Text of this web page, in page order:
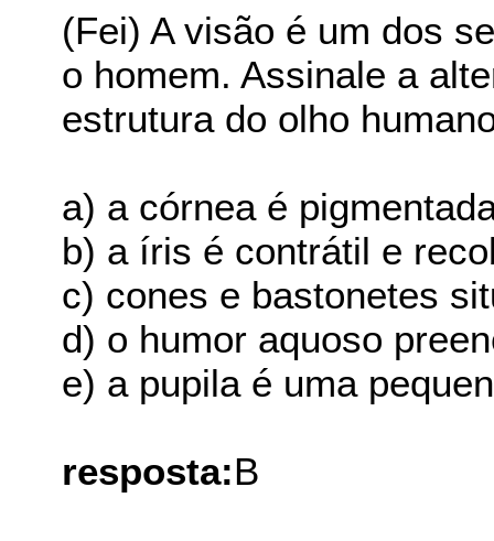
(Fei) A visão é um dos
o homem. Assinale a
estrutura do olho
a) a córnea é
b) a íris é contrátil e
c) cones e bastonetes
d) o humor aquoso
e) a pupila é uma
resposta:B